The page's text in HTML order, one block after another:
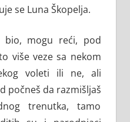
se Luna Škopelja.
bio, mogu reći, pod
više veze sa nekom
voleti ili ne, ali
počneš da razmišljaš
trenutka, tamo